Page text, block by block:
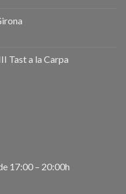
Tast a la Carpa
17:00 – 20:00h